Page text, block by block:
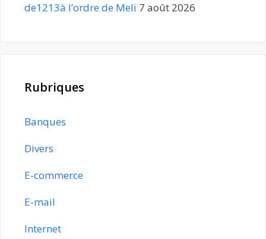
de1213à l’ordre de Meli 7 août 2026
Rubriques
Banques
Divers
E-commerce
E-mail
Internet